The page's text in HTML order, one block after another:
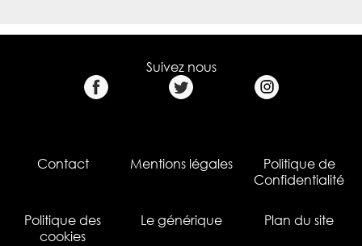
Suivez nous
Contact Mentions légales
Politique de
Confidentialité
Politique des
cookies
Le générique Plan du site